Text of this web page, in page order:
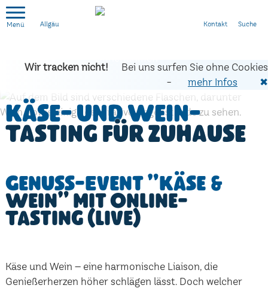
Allgäu
Wir tracken nicht!
Bei uns surfen Sie ohne Cookies
-
mehr Infos ✖
Käse- und Wein-
Tasting für zuhause
Genuss-Event "Käse &
Wein" mit Online-
Tasting (live)
Käse und Wein – eine harmonische Liaison, die
Genießerherzen höher schlägen lässt. Doch welcher